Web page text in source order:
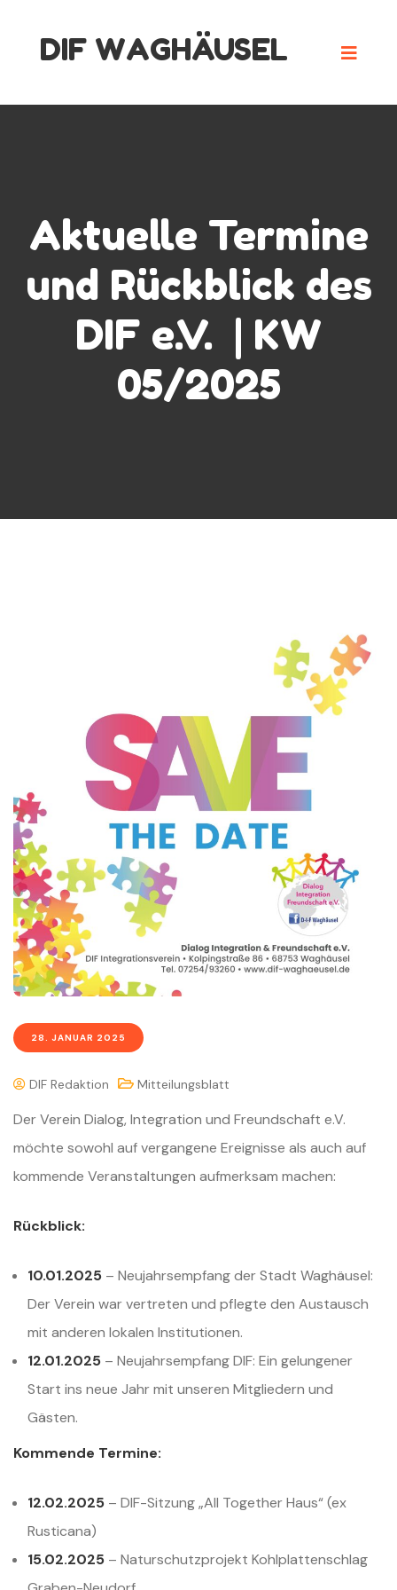
DIF WAGHÄUSEL
Aktuelle Termine
und Rückblick des
DIF e.V. | KW
05/2025
28. JANUAR 2025
DIF Redaktion Mitteilungsblatt
Der Verein Dialog, Integration und Freundschaft e.V.
möchte sowohl auf vergangene Ereignisse als auch auf
kommende Veranstaltungen aufmerksam machen:
Rückblick:
10.01.2025 – Neujahrsempfang der Stadt Waghäusel:
Der Verein war vertreten und pflegte den Austausch
mit anderen lokalen Institutionen.
12.01.2025 – Neujahrsempfang DIF: Ein gelungener
Start ins neue Jahr mit unseren Mitgliedern und
Gästen.
Kommende Termine:
12.02.2025 – DIF-Sitzung „All Together Haus“ (ex
Rusticana)
15.02.2025 – Naturschutzprojekt Kohlplattenschlag